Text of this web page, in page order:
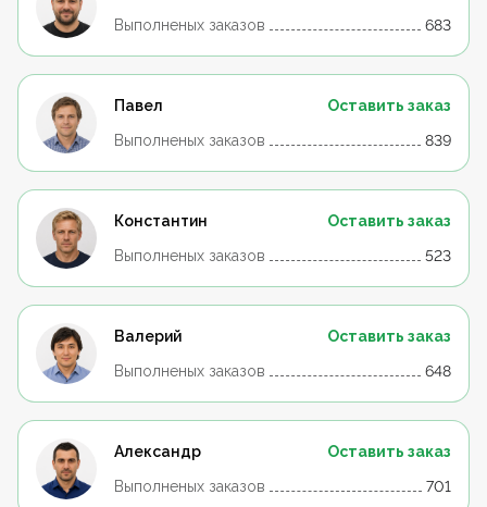
Выполненых заказов
683
Павел
Оставить заказ
Выполненых заказов
839
Константин
Оставить заказ
Выполненых заказов
523
Валерий
Оставить заказ
Выполненых заказов
648
Александр
Оставить заказ
Выполненых заказов
701